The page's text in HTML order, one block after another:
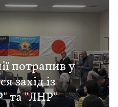
потрапив у
захід із
та "ЛНР"